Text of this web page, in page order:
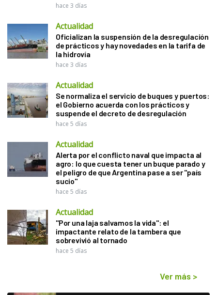
hace 3 días
Actualidad
Oficializan la suspensión de la desregulación
de prácticos y hay novedades en la tarifa de
la hidrovía
hace 3 días
Actualidad
Se normaliza el servicio de buques y puertos:
el Gobierno acuerda con los prácticos y
suspende el decreto de desregulación
hace 5 días
Actualidad
Alerta por el conflicto naval que impacta al
agro: lo que cuesta tener un buque parado y
el peligro de que Argentina pase a ser "país
sucio"
hace 5 días
Actualidad
"Por una laja salvamos la vida": el
impactante relato de la tambera que
sobrevivió al tornado
hace 5 días
Ver más >